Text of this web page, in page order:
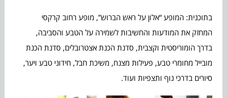
בתוכנית: המופע “אלון על ראש הברוש”, מופע רחוב קרקסי
המחזק את המודעות והחשיבות לשמירה על הטבע והסביבה,
בדרך הומוריסטית וקצבית, סדנת הכנת אצטרובלים, סדנת הכנת
מובייל מחומרי טבע, פעילות מצנח, משיכת חבל, חידוני טבע ויער,
סיורים בדרכי נוף ותצפיות ועוד.